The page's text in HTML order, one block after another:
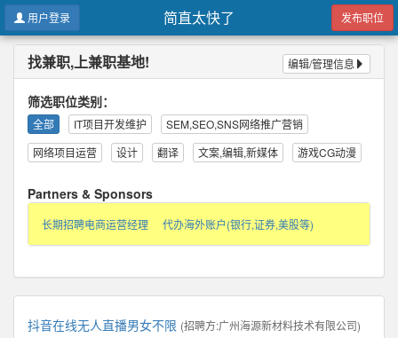
简直太快了
用户登录 发布职位
找兼职,上兼职基地! 编辑/管理信息
筛选职位类别：
全部 IT项目开发维护
SEM,SEO,SNS网络推广营销
网络项目运营
设计 翻译 文案,编辑,新媒体 游戏CG动漫
Partners & Sponsors
长期招聘电商运营经理 代办海外账户(银行,证券,美股等)
抖音在线无人直播男女不限 (招聘方:广州海源新材料技术有限公司)